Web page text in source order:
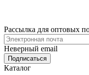
Рассылка для оптовых
Неверный email
Каталог